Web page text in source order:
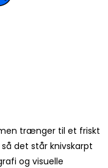
trænger til et friskt
det står knivskarpt
og visuelle